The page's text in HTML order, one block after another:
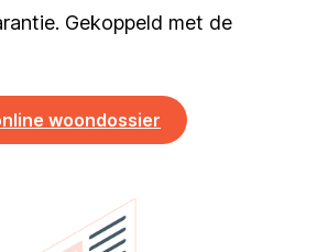
Gekoppeld met de
woondossier